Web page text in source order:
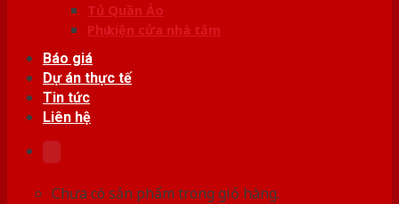
Tủ Quần Áo
Phụ kiện cửa nhà tắm
Báo giá
Dự án thực tế
Tin tức
Liên hệ
Chưa có sản phẩm trong giỏ hàng.